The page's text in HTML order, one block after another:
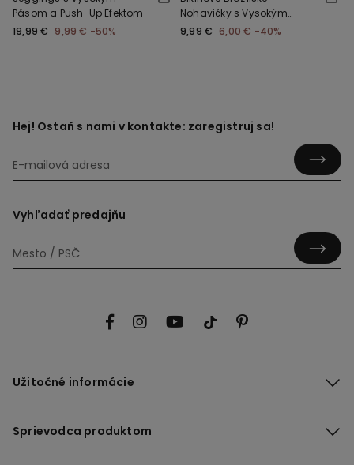
Pásom a Push-Up Efektom
19,99 € 9,99 € -50%
Nohavičky s Vysokým
Pásom a Riasením z
9,99 € 6,00 € -40%
Hej! Ostaň s nami v kontakte: zaregistruj sa!
Vyhľadať predajňu
Užitočné informácie
Sprievodca produktom